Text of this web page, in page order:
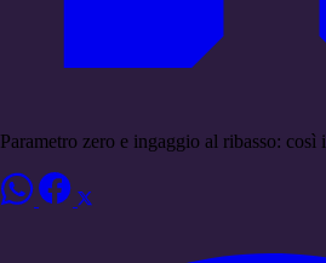
Parametro zero e ingaggio al ribasso: